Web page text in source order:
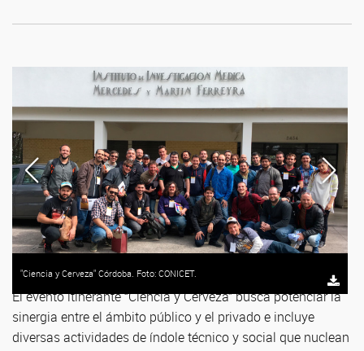
"Ciencia y Cerveza" Córdoba. Foto: CONICET.
El evento itinerante “Ciencia y Cerveza” busca potenciar la
sinergia entre el ámbito público y el privado e incluye
diversas actividades de índole técnico y social que nuclean